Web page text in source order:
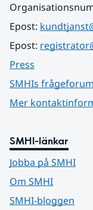
Epost:
Epost:
Press
SMHIs frågeforum
Mer
SMHI-länkar
Jobba på SMHI
Om SMHI
SMHI-bloggen